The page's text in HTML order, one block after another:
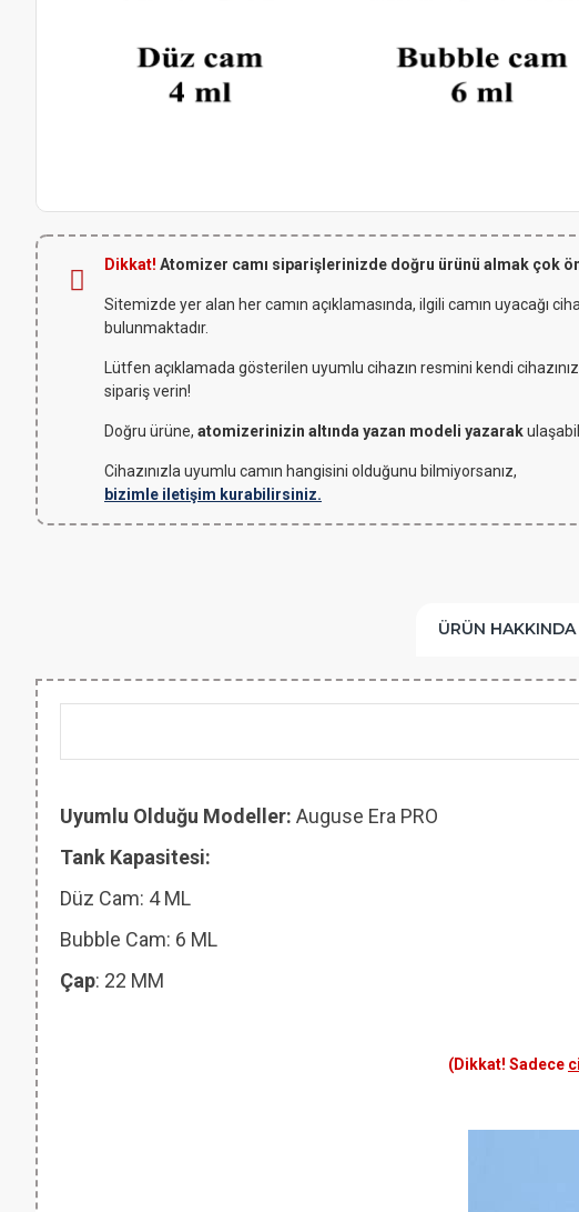
Dikkat! Atomizer camı siparişlerinizde doğru ürünü almak çok
Sitemizde yer alan her camın açıklamasında, ilgili camın uyacağı
bulunmaktadır.
Lütfen açıklamada gösterilen uyumlu cihazın resmini kendi
sipariş verin!
Doğru ürüne, atomizerinizin altında yazan modeli yazarak
Cihazınızla uyumlu camın hangisini olduğunu bilmiyorsanız,
bizimle iletişim kurabilirsiniz.
ÜRÜN HAKKINDA
Uyumlu Olduğu Modeller: Auguse Era PRO
Tank Kapasitesi:
Düz Cam: 4 ML
Bubble Cam: 6 ML
Çap: 22 MM
(Dikkat! Sadece